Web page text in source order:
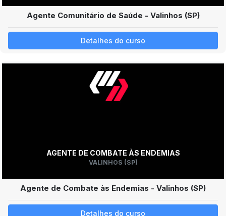
Agente Comunitário de Saúde - Valinhos (SP)
Detalhes do curso
AGENTE DE COMBATE ÀS ENDEMIAS
VALINHOS (SP)
Agente de Combate às Endemias - Valinhos (SP)
Detalhes do curso